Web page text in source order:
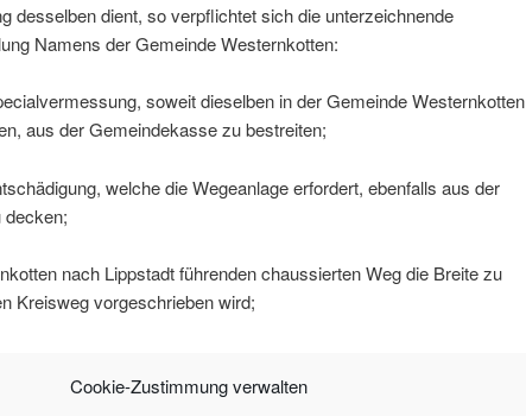
Cookie-Zustimmung verwalten
desselben dient, so verpflichtet sich die unterzeichnende
Namens der Gemeinde Westernkotten:
soweit dieselben in der Gemeinde Westernkotten
aus der Gemeindekasse zu bestreiten;
welche die Wegeanlage erfordert, ebenfalls aus der
nach Lippstadt führenden chaussierten Weg die Breite zu
Kreisweg vorgeschrieben wird;